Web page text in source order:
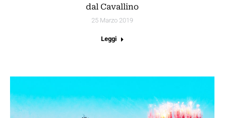
dal Cavallino
25 Marzo 2019
Leggi